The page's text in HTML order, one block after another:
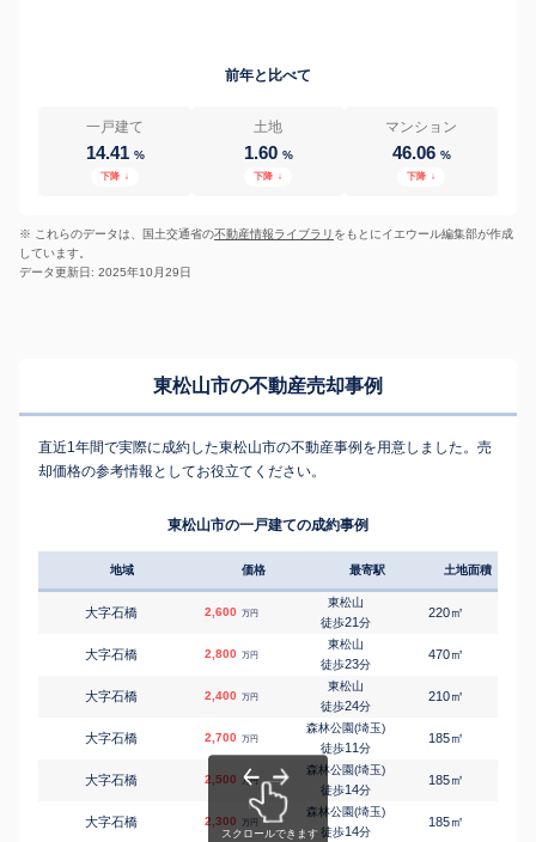
前年と比べて
一戸建て
14.41 %
下降 ↓
土地
1.60 %
下降 ↓
マンション
46.06 %
下降 ↓
※ これらのデータは、国土交通省の不動産情報ライブラリ をもとにイエウール編集部が作成
しています。
データ更新日: 2025年10月29日
東松山市の不動産売却事例
直近1年間で実際に成約した東松山市の不動産事例を用意しました。売
却価格の参考情報としてお役立てください。
東松山市の一戸建ての成約事例
地域 価格 最寄駅 土地面積
大字石橋 2,600 万円
東松山
徒歩21分
220㎡
大字石橋 2,800 万円
東松山
徒歩23分
470㎡
大字石橋 2,400 万円
東松山
徒歩24分
210㎡
大字石橋 2,700 万円
森林公園(埼玉)
徒歩11分
185㎡
大字石橋 2,500 万円
森林公園(埼玉)
徒歩14分
185㎡
大字石橋 2,300 万円
森林公園(埼玉)
徒歩14分
185㎡